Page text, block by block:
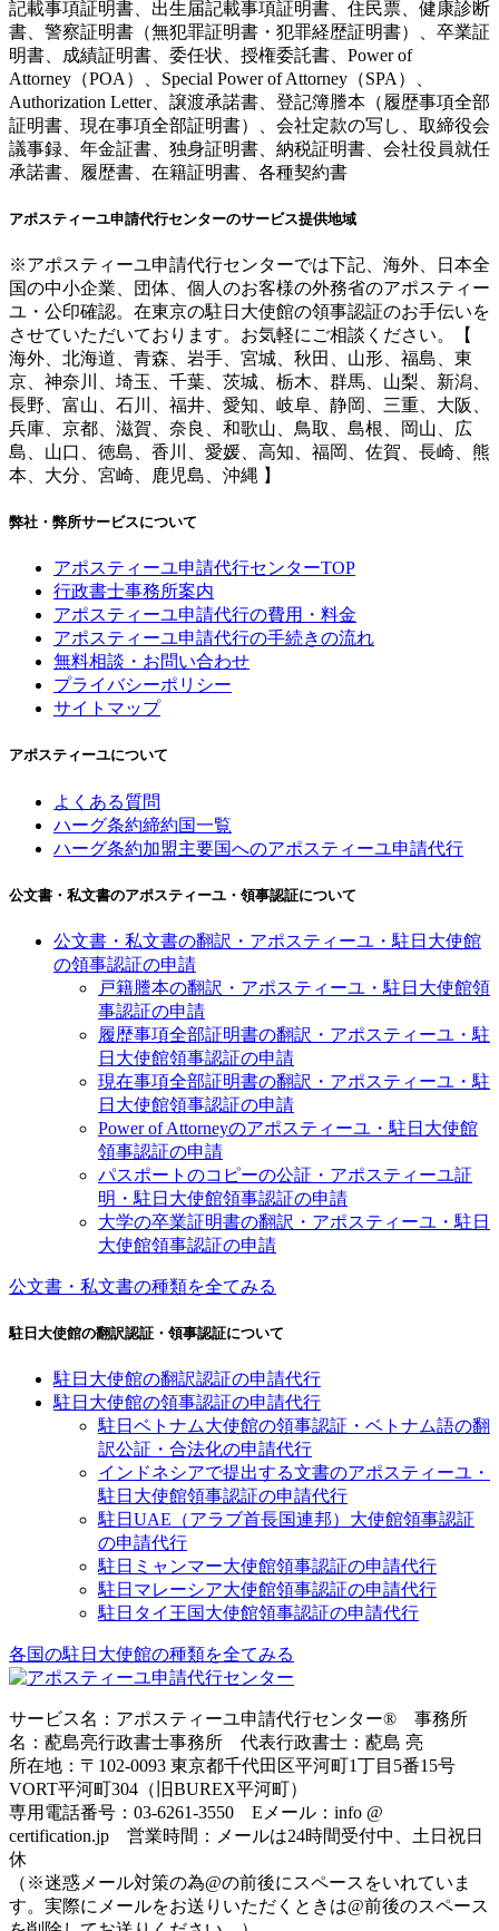
記載事項証明書、出生届記載事項証明書、住民票、健康診断
書、警察証明書（無犯罪証明書・犯罪経歴証明書）、卒業証
明書、成績証明書、委任状、授権委託書、Power of
Attorney（POA）、Special Power of Attorney（SPA）、
Authorization Letter、譲渡承諾書、登記簿謄本（履歴事項全部
証明書、現在事項全部証明書）、会社定款の写し、取締役会
議事録、年金証書、独身証明書、納税証明書、会社役員就任
承諾書、履歴書、在籍証明書、各種契約書
アポスティーユ申請代行センターのサービス提供地域
※アポスティーユ申請代行センターでは下記、海外、日本全
国の中小企業、団体、個人のお客様の外務省のアポスティー
ユ・公印確認。在東京の駐日大使館の領事認証のお手伝いを
させていただいております。お気軽にご相談ください。【
海外、北海道、青森、岩手、宮城、秋田、山形、福島、東
京、神奈川、埼玉、千葉、茨城、栃木、群馬、山梨、新潟、
長野、富山、石川、福井、愛知、岐阜、静岡、三重、大阪、
兵庫、京都、滋賀、奈良、和歌山、鳥取、島根、岡山、広
島、山口、徳島、香川、愛媛、高知、福岡、佐賀、長崎、熊
本、大分、宮崎、鹿児島、沖縄 】
弊社・弊所サービスについて
アポスティーユ申請代行センターTOP
行政書士事務所案内
アポスティーユ申請代行の費用・料金
アポスティーユ申請代行の手続きの流れ
無料相談・お問い合わせ
プライバシーポリシー
サイトマップ
アポスティーユについて
よくある質問
ハーグ条約締約国一覧
ハーグ条約加盟主要国へのアポスティーユ申請代行
公文書・私文書のアポスティーユ・領事認証について
公文書・私文書の翻訳・アポスティーユ・駐日大使館
の領事認証の申請
戸籍謄本の翻訳・アポスティーユ・駐日大使館領
事認証の申請
履歴事項全部証明書の翻訳・アポスティーユ・駐
日大使館領事認証の申請
現在事項全部証明書の翻訳・アポスティーユ・駐
日大使館領事認証の申請
Power of Attorneyのアポスティーユ・駐日大使館
領事認証の申請
パスポートのコピーの公証・アポスティーユ証
明・駐日大使館領事認証の申請
大学の卒業証明書の翻訳・アポスティーユ・駐日
大使館領事認証の申請
公文書・私文書の種類を全てみる
駐日大使館の翻訳認証・領事認証について
駐日大使館の翻訳認証の申請代行
駐日大使館の領事認証の申請代行
駐日ベトナム大使館の領事認証・ベトナム語の翻
訳公証・合法化の申請代行
インドネシアで提出する文書のアポスティーユ・
駐日大使館領事認証の申請代行
駐日UAE（アラブ首長国連邦）大使館領事認証
の申請代行
駐日ミャンマー大使館領事認証の申請代行
駐日マレーシア大使館領事認証の申請代行
駐日タイ王国大使館領事認証の申請代行
各国の駐日大使館の種類を全てみる
サービス名：アポスティーユ申請代行センター® 事務所
名：蓜島亮行政書士事務所 代表行政書士：蓜島 亮
所在地：〒102-0093 東京都千代田区平河町1丁目5番15号
VORT平河町304（旧BUREX平河町）
専用電話番号：03-6261-3550 Eメール：info @
certification.jp 営業時間：メールは24時間受付中、土日祝日
休
（※迷惑メール対策の為@の前後にスペースをいれていま
す。実際にメールをお送りいただくときは@前後のスペース